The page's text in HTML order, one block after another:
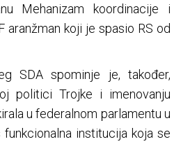
Mehanizam koordinacije i
aranžman koji je spasio RS od
SDA spominje je, također,
politici Trojke i imenovanju
u federalnom parlamentu u
institucija koja se